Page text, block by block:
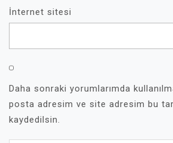
İnternet sitesi
Daha sonraki yorumlarımda
posta adresim ve site adresim bu
kaydedilsin.